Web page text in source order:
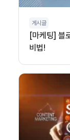
게시글
[마케팅] 블
비법!